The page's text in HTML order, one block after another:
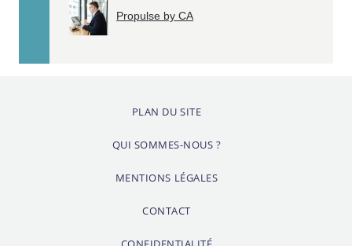
Propulse by CA
PLAN DU SITE
QUI SOMMES-NOUS ?
MENTIONS LÉGALES
CONTACT